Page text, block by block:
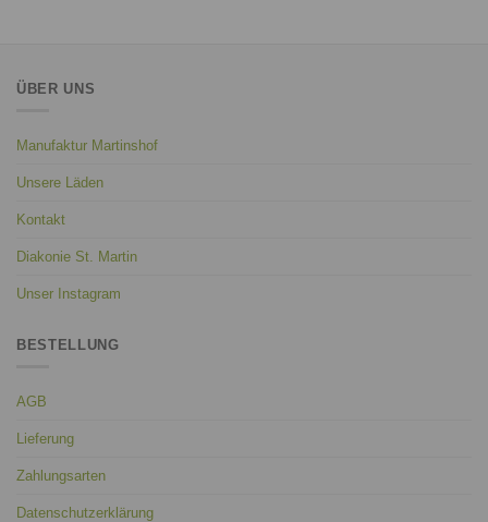
ÜBER UNS
Manufaktur Martinshof
Unsere Läden
Kontakt
Diakonie St. Martin
Unser Instagram
BESTELLUNG
AGB
Lieferung
Zahlungsarten
Datenschutzerklärung